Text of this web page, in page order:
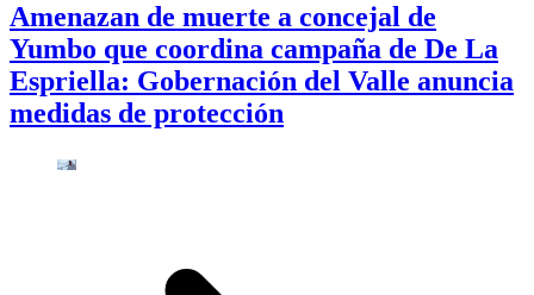
Amenazan de muerte a concejal de
Yumbo que coordina campaña de De La
Espriella: Gobernación del Valle anuncia
medidas de protección